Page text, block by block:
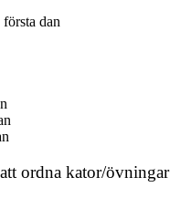
dan
ordna kator/övningar